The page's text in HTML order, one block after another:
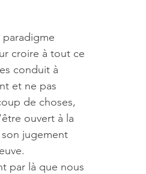
croire à tout ce
conduit à
et ne pas
de choses,
ouvert à la
jugement
par là que nous